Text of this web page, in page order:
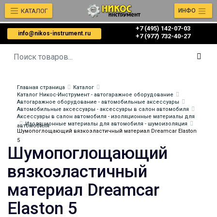
info@nikos-instrument.ru
+7 (495) 142-07-03
‎‎+7 (977) 732-40-27
КАТАЛОГ ИНФО
Главная страница
Каталог
Каталог Никос-Инструмент - автогаражное оборудование
Автогаражное оборудование - автомобильные аксессуары
Автомобильные аксессуары - аксессуары в салон автомобиля
Аксессуары в салон автомобиля - изоляционные материалы для
автомобиля
Изоляционные материалы для автомобиля - шумоизоляция
Шумопоглощающий вязкоэластичный материал Dreamcar Elaston
5
Шумопоглощающий
вязкоэластичный
материал Dreamcar
Elaston 5